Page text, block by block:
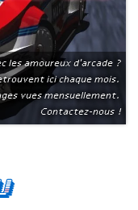
les amoureux d'arcade ?
ici chaque mois.
vues mensuellement.
Contactez-nous !